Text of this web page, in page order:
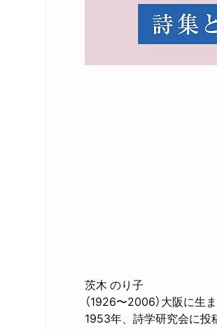
茨木 のり子
（1926〜2006）大阪に生
1953年、詩学研究会に投